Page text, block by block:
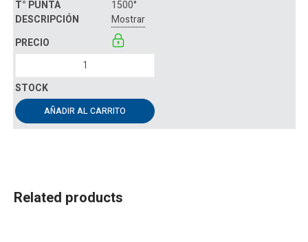
1500°
Mostrar
AÑADIR AL CARRITO
Related products